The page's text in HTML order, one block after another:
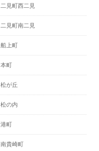
二見町西二見
二見町南二見
船上町
本町
松が丘
松の内
港町
南貴崎町